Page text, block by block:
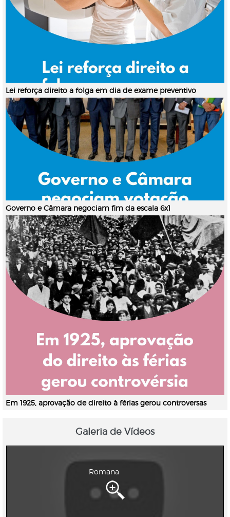
Lei reforça direito a folga em dia de exame preventivo
Governo e Câmara negociam fim da escala 6x1
Em 1925, aprovação de direito à férias gerou controversas
Galeria de Vídeos
Romana